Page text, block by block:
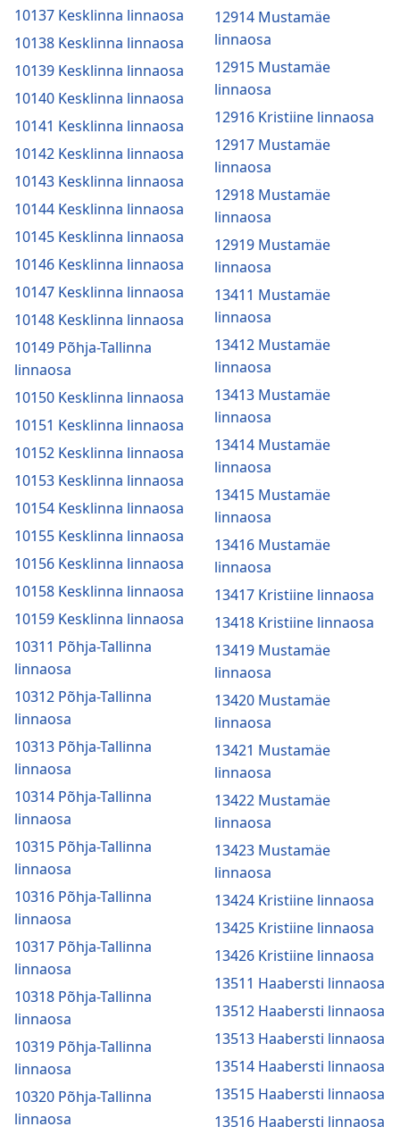
10137 Kesklinna linnaosa
10138 Kesklinna linnaosa
10139 Kesklinna linnaosa
10140 Kesklinna linnaosa
10141 Kesklinna linnaosa
10142 Kesklinna linnaosa
10143 Kesklinna linnaosa
10144 Kesklinna linnaosa
10145 Kesklinna linnaosa
10146 Kesklinna linnaosa
10147 Kesklinna linnaosa
10148 Kesklinna linnaosa
10149 Põhja-Tallinna
linnaosa
10150 Kesklinna linnaosa
10151 Kesklinna linnaosa
10152 Kesklinna linnaosa
10153 Kesklinna linnaosa
10154 Kesklinna linnaosa
10155 Kesklinna linnaosa
10156 Kesklinna linnaosa
10158 Kesklinna linnaosa
10159 Kesklinna linnaosa
10311 Põhja-Tallinna
linnaosa
10312 Põhja-Tallinna
linnaosa
10313 Põhja-Tallinna
linnaosa
10314 Põhja-Tallinna
linnaosa
10315 Põhja-Tallinna
linnaosa
10316 Põhja-Tallinna
linnaosa
10317 Põhja-Tallinna
linnaosa
10318 Põhja-Tallinna
linnaosa
10319 Põhja-Tallinna
linnaosa
10320 Põhja-Tallinna
linnaosa
12914 Mustamäe
linnaosa
12915 Mustamäe
linnaosa
12916 Kristiine linnaosa
12917 Mustamäe
linnaosa
12918 Mustamäe
linnaosa
12919 Mustamäe
linnaosa
13411 Mustamäe
linnaosa
13412 Mustamäe
linnaosa
13413 Mustamäe
linnaosa
13414 Mustamäe
linnaosa
13415 Mustamäe
linnaosa
13416 Mustamäe
linnaosa
13417 Kristiine linnaosa
13418 Kristiine linnaosa
13419 Mustamäe
linnaosa
13420 Mustamäe
linnaosa
13421 Mustamäe
linnaosa
13422 Mustamäe
linnaosa
13423 Mustamäe
linnaosa
13424 Kristiine linnaosa
13425 Kristiine linnaosa
13426 Kristiine linnaosa
13511 Haabersti linnaosa
13512 Haabersti linnaosa
13513 Haabersti linnaosa
13514 Haabersti linnaosa
13515 Haabersti linnaosa
13516 Haabersti linnaosa